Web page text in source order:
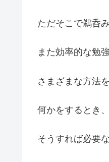
ただそこで鵜呑
また効率的な勉
さまざまな方法
何かをするとき
そうすれば必要